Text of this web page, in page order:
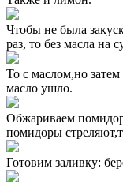
Чтобы не была
раз, то без масла на
То с маслом,но
масло ушло.
Обжариваем
помидоры
Готовим заливку: